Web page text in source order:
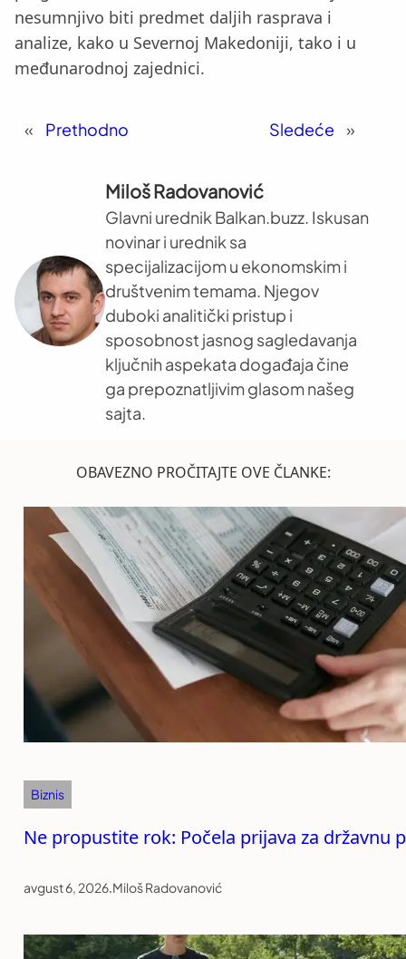
nesumnjivo biti predmet daljih rasprava i
analize, kako u Severnoj Makedoniji, tako i u
međunarodnoj zajednici.
« Prethodno Sledeće »
Miloš Radovanović
Glavni urednik Balkan.buzz. Iskusan
novinar i urednik sa
specijalizacijom u ekonomskim i
društvenim temama. Njegov
duboki analitički pristup i
sposobnost jasnog sagledavanja
ključnih aspekata događaja čine
ga prepoznatljivim glasom našeg
sajta.
OBAVEZNO PROČITAJTE OVE ČLANKE:
Biznis
Ne propustite rok: Počela prijava za državnu
avgust 6, 2026.Miloš Radovanović